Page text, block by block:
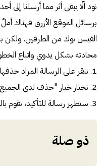
نود ألّا يبقى أثر مما أرسلنا
برسائل الموقع الأزرق فهناك
الفيس بوك من الطرفين.
محادثة بشكل يدوي واتباع
1. ننقر على الرسالة المراد حذفها مطولاً حتى تنبثق لنا نافذة خيارات.
2. نختار خيار "حذف لدى الجميع".
3. ستظهر رسالة للتأكيد، نقوم بالموافقة. بعدها تحذف الصورة نهائياً.
ذو صلة